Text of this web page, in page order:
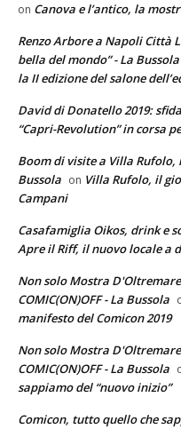
on Canova e l’antico, la
Renzo Arbore a Napoli Città
bella del mondo” - La Bussola
la II edizione del salone
David di Donatello 2019:
“Capri-Revolution” in corsa
Boom di visite a Villa
Bussola on Villa Rufolo, il
Campani
Casafamiglia Oikos, drink e
Apre il Riff, il nuovo locale a
Non solo Mostra
COMIC(ON)OFF - La Bussola
manifesto del Comicon 2019
Non solo Mostra
COMIC(ON)OFF - La Bussola
sappiamo del “nuovo inizio”
Comicon, tutto quello che